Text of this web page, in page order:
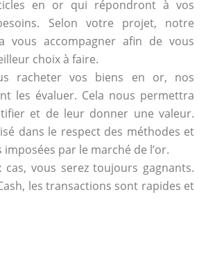
en or qui répondront à vos
Selon votre projet, notre
vous accompagner afin de vous
choix à faire.
racheter vos biens en or, nos
les évaluer. Cela nous permettra
et de leur donner une valeur.
dans le respect des méthodes et
par le marché de l’or.
cas, vous serez toujours gagnants.
les transactions sont rapides et